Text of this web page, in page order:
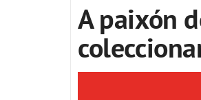
A paixón